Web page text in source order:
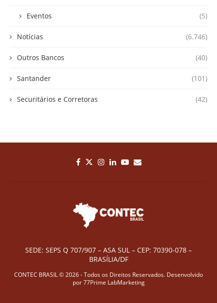
Eventos (5)
Notícias (6.746)
Outros Bancos (40)
Santander (101)
Securitários e Corretoras (42)
SEDE: SEPS Q 707/907 – ASA SUL – CEP: 70390-078 –
BRASÍLIA/DF
CONTEC BRASIL © 2026 - Todos os Direitos Reservados. Desenvolvido
por77Prime LabMarketing